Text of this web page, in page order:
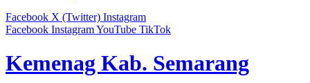
Facebook X (Twitter) Instagram
Facebook InstagramYouTube TikTok
Kemenag Kab. Semarang